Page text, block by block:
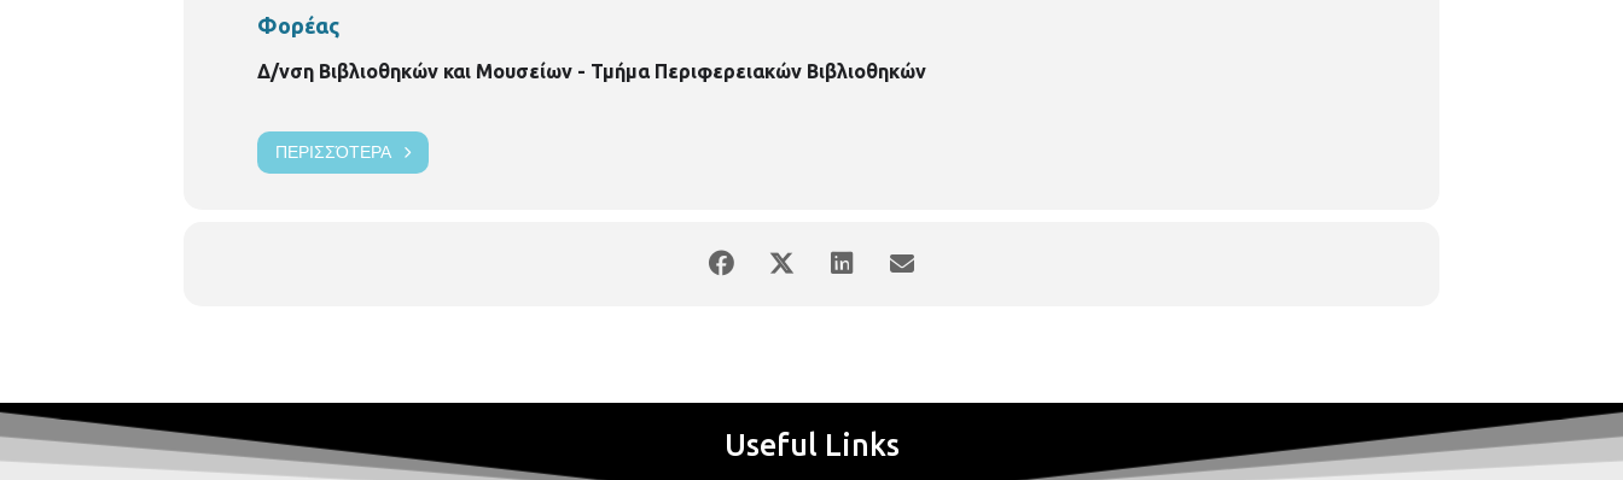
Φορέας
Δ/νση Βιβλιοθηκών και Μουσείων - Τμήμα Περιφερειακών Βιβλιοθηκών
ΠΕΡΙΣΣΌΤΕΡΑ
Useful Links